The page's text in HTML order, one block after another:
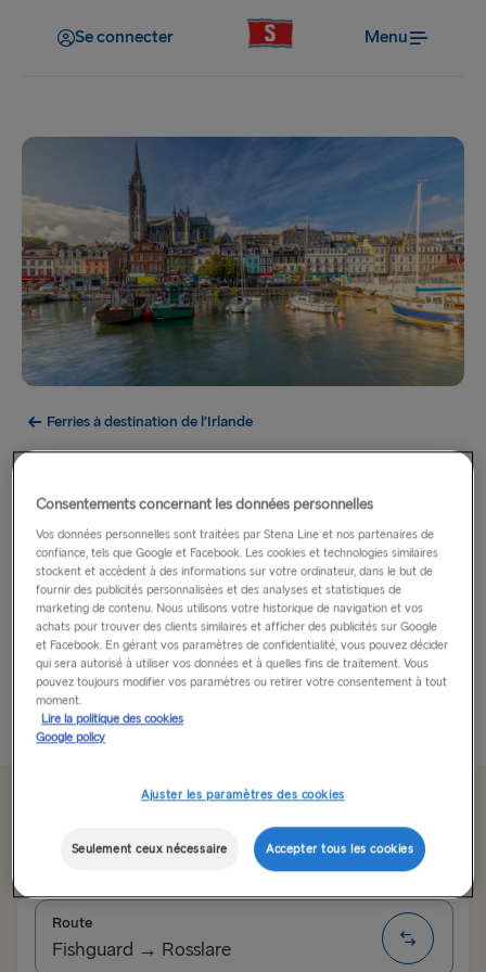
Se connecter Menu
Ferries à destination de l’Irlande
Cork
Nichée à l’est du plus grand comté d’Irlande, Cork est
la seconde ville d’Irlande et un véritable paradis
maritime, attirant des visiteurs du monde entier depuis
des années et donnant à l’endroit une touche
internationale -...
Lire plus
chauffeur
Route
Fishguard → Rosslare
Consentements concernant les données personnelles
Vos données personnelles sont traitées par Stena Line et nos partenaires de
confiance, tels que Google et Facebook. Les cookies et technologies similaires
stockent et accèdent à des informations sur votre ordinateur, dans le but de
fournir des publicités personnalisées et des analyses et statistiques de
marketing de contenu. Nous utilisons votre historique de navigation et vos
achats pour trouver des clients similaires et afficher des publicités sur Google
et Facebook. En gérant vos paramètres de confidentialité, vous pouvez décider
qui sera autorisé à utiliser vos données et à quelles fins de traitement. Vous
pouvez toujours modifier vos paramètres ou retirer votre consentement à tout
moment.
Lire la politique des cookies
Google policy
Ajuster les paramètres des cookies
Seulement ceux nécessaire Accepter tous les cookies